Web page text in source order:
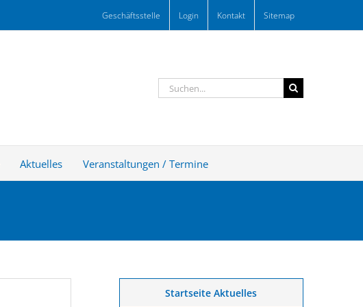
Geschäftsstelle Login Kontakt Sitemap
Suche
nach:
Aktuelles Veranstaltungen / Termine
Startseite Aktuelles